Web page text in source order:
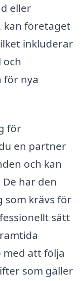
eller
kan företaget
inkluderar
för nya
för
en partner
och kan
har den
som krävs för
sätt
med att följa
som gäller